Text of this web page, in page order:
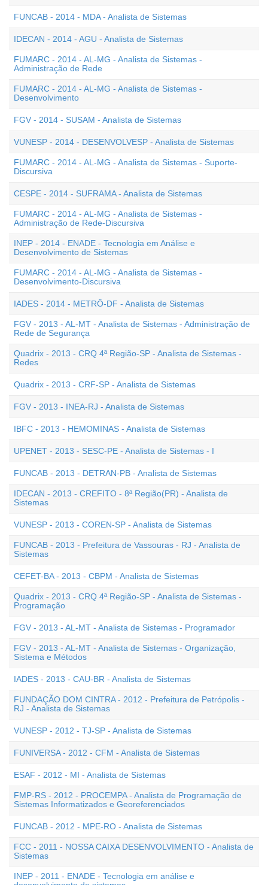
FUNCAB - 2014 - MDA - Analista de Sistemas
IDECAN - 2014 - AGU - Analista de Sistemas
FUMARC - 2014 - AL-MG - Analista de Sistemas -
Administração de Rede
FUMARC - 2014 - AL-MG - Analista de Sistemas -
Desenvolvimento
FGV - 2014 - SUSAM - Analista de Sistemas
VUNESP - 2014 - DESENVOLVESP - Analista de Sistemas
FUMARC - 2014 - AL-MG - Analista de Sistemas - Suporte-
Discursiva
CESPE - 2014 - SUFRAMA - Analista de Sistemas
FUMARC - 2014 - AL-MG - Analista de Sistemas -
Administração de Rede-Discursiva
INEP - 2014 - ENADE - Tecnologia em Análise e
Desenvolvimento de Sistemas
FUMARC - 2014 - AL-MG - Analista de Sistemas -
Desenvolvimento-Discursiva
IADES - 2014 - METRÔ-DF - Analista de Sistemas
FGV - 2013 - AL-MT - Analista de Sistemas - Administração de
Rede de Segurança
Quadrix - 2013 - CRQ 4ª Região-SP - Analista de Sistemas -
Redes
Quadrix - 2013 - CRF-SP - Analista de Sistemas
FGV - 2013 - INEA-RJ - Analista de Sistemas
IBFC - 2013 - HEMOMINAS - Analista de Sistemas
UPENET - 2013 - SESC-PE - Analista de Sistemas - I
FUNCAB - 2013 - DETRAN-PB - Analista de Sistemas
IDECAN - 2013 - CREFITO - 8ª Região(PR) - Analista de
Sistemas
VUNESP - 2013 - COREN-SP - Analista de Sistemas
FUNCAB - 2013 - Prefeitura de Vassouras - RJ - Analista de
Sistemas
CEFET-BA - 2013 - CBPM - Analista de Sistemas
Quadrix - 2013 - CRQ 4ª Região-SP - Analista de Sistemas -
Programação
FGV - 2013 - AL-MT - Analista de Sistemas - Programador
FGV - 2013 - AL-MT - Analista de Sistemas - Organização,
Sistema e Métodos
IADES - 2013 - CAU-BR - Analista de Sistemas
FUNDAÇÃO DOM CINTRA - 2012 - Prefeitura de Petrópolis -
RJ - Analista de Sistemas
VUNESP - 2012 - TJ-SP - Analista de Sistemas
FUNIVERSA - 2012 - CFM - Analista de Sistemas
ESAF - 2012 - MI - Analista de Sistemas
FMP-RS - 2012 - PROCEMPA - Analista de Programação de
Sistemas Informatizados e Georeferenciados
FUNCAB - 2012 - MPE-RO - Analista de Sistemas
FCC - 2011 - NOSSA CAIXA DESENVOLVIMENTO - Analista de
Sistemas
INEP - 2011 - ENADE - Tecnologia em análise e